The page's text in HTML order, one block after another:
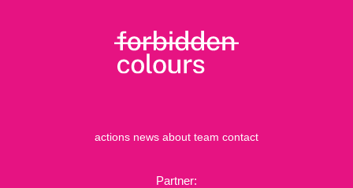
actions news about team contact
Partner: